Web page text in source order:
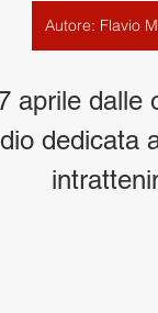
Autore: Flavio
aprile dalle
dedicata